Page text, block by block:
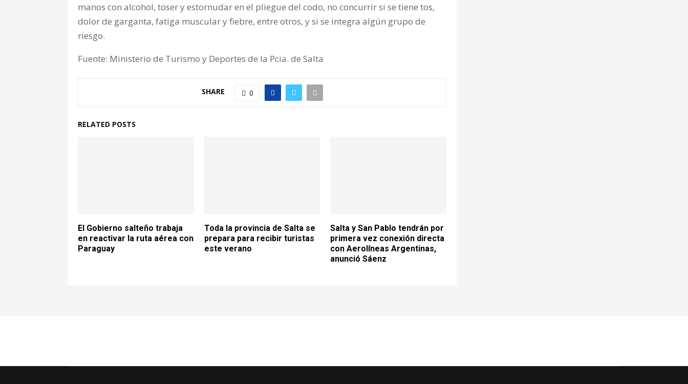
manos con alcohol, toser y estornudar en el pliegue del codo, no concurrir si se tiene tos,
dolor de garganta, fatiga muscular y fiebre, entre otros, y si se integra algún grupo de
riesgo.
Fuente: Ministerio de Turismo y Deportes de la Pcia. de Salta
SHARE 0
RELATED POSTS
El Gobierno salteño trabaja
en reactivar la ruta aérea con
Paraguay
Toda la provincia de Salta se
prepara para recibir turistas
este verano
Salta y San Pablo tendrán por
primera vez conexión directa
con Aerolíneas Argentinas,
anunció Sáenz